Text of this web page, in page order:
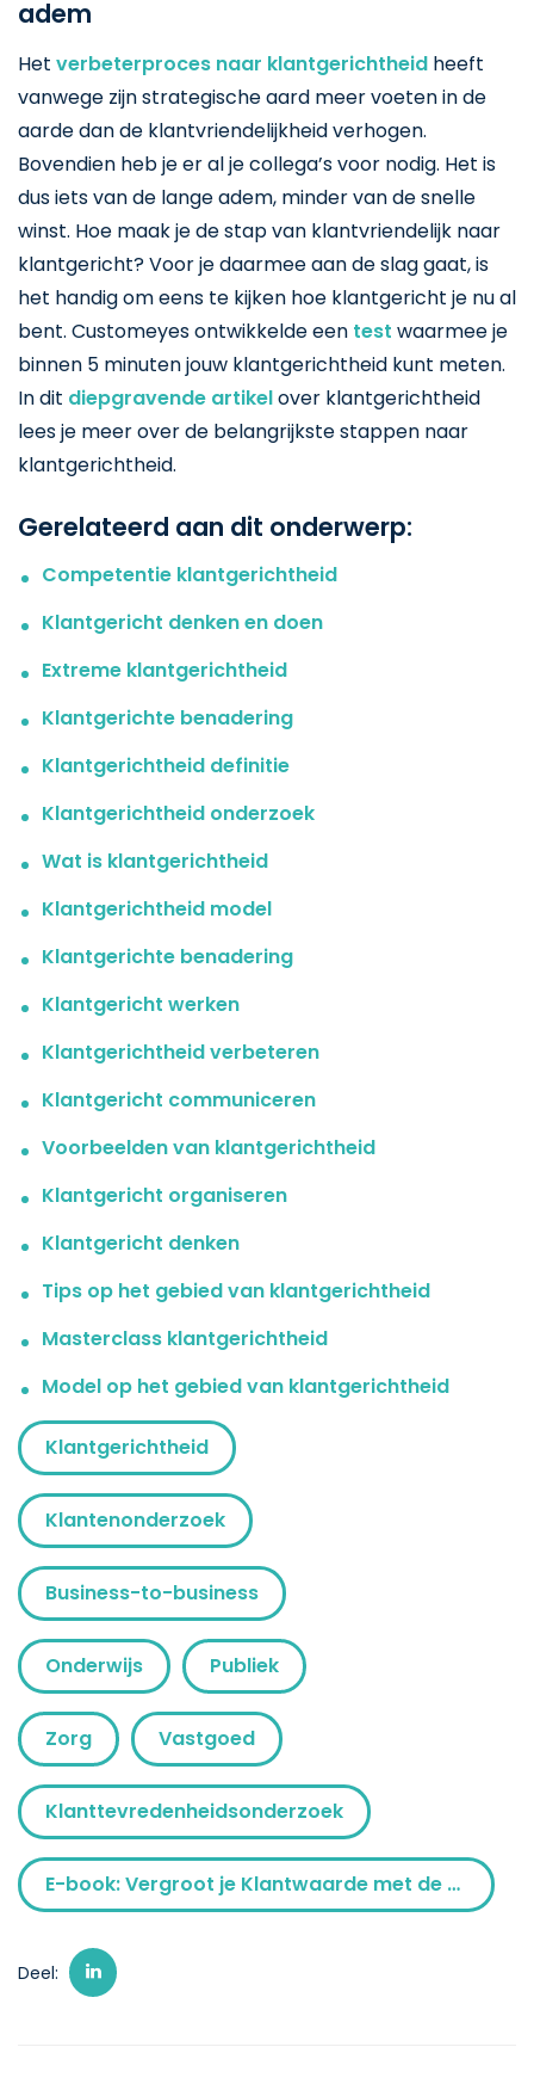
adem
Het verbeterproces naar klantgerichtheid heeft
vanwege zijn strategische aard meer voeten in de
aarde dan de klantvriendelijkheid verhogen.
Bovendien heb je er al je collega’s voor nodig. Het is
dus iets van de lange adem, minder van de snelle
winst. Hoe maak je de stap van klantvriendelijk naar
klantgericht? Voor je daarmee aan de slag gaat, is
het handig om eens te kijken hoe klantgericht je nu al
bent. Customeyes ontwikkelde een test waarmee je
binnen 5 minuten jouw klantgerichtheid kunt meten.
In dit diepgravende artikelover klantgerichtheid
lees je meer over de belangrijkste stappen naar
klantgerichtheid.
Gerelateerd aan dit onderwerp:
Competentie klantgerichtheid
Klantgericht denken en doen
Extreme klantgerichtheid
Klantgerichte benadering
Klantgerichtheid definitie
Klantgerichtheid onderzoek
Wat is klantgerichtheid
Klantgerichtheid model
Klantgerichte benadering
Klantgericht werken
Klantgerichtheid verbeteren
Klantgericht communiceren
Voorbeelden van klantgerichtheid
Klantgericht organiseren
Klantgericht denken
Tips op het gebied van klantgerichtheid
Masterclass klantgerichtheid
Model op het gebied van klantgerichtheid
Klantgerichtheid
Klantenonderzoek
Business-to-business
Onderwijs Publiek
Zorg Vastgoed
Klanttevredenheidsonderzoek
E-book: Vergroot je Klantwaarde met de Klantgerichtheidsladder
Deel: